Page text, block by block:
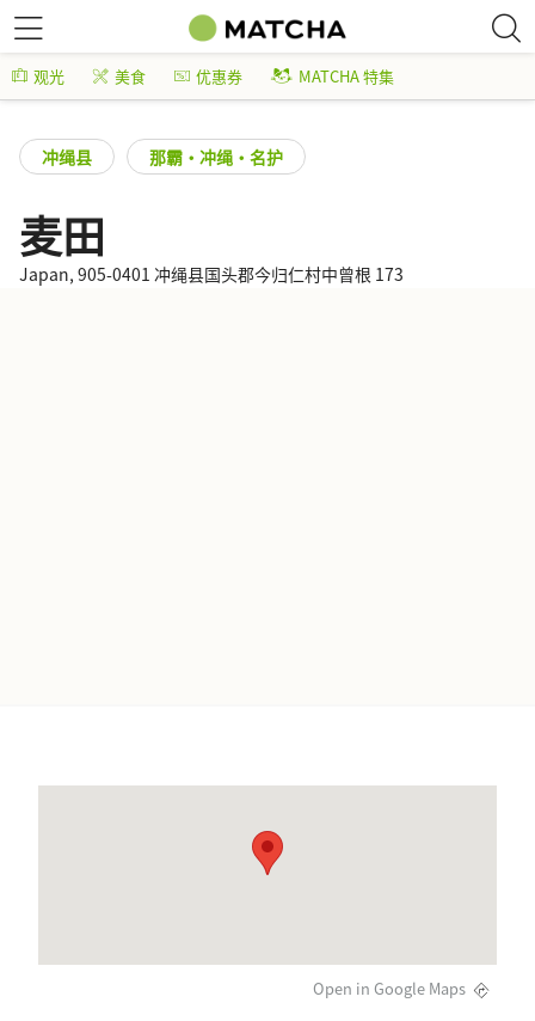
观光 美食 优惠券 MATCHA 特集
冲绳县 那霸・冲绳・名护
麦田
Japan, 905-0401 冲绳县国头郡今归仁村中曾根 173
Open in Google Maps